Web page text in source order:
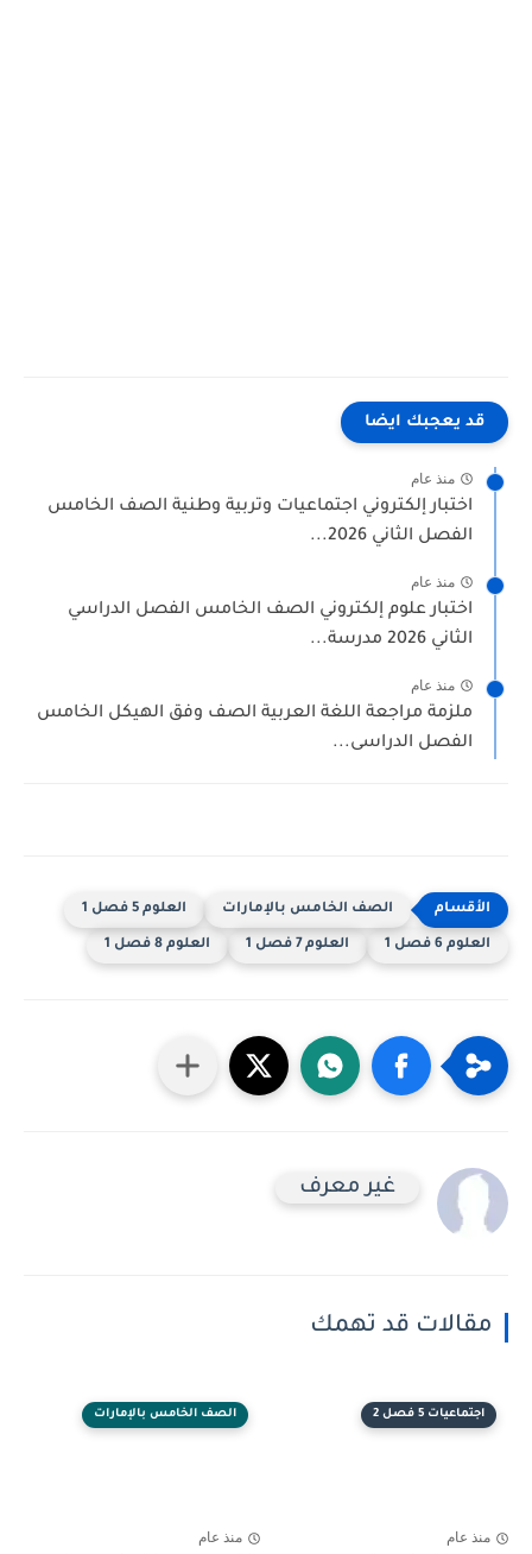
قد يعجبك ايضا
منذ عام
اختبار إلكتروني اجتماعيات وتربية وطنية الصف الخامس
الفصل الثاني 2026...
منذ عام
اختبار علوم إلكتروني الصف الخامس الفصل الدراسي
الثاني 2026 مدرسة...
منذ عام
ملزمة مراجعة اللغة العربية الصف وفق الهيكل الخامس
الفصل الدراسى...
الصف الخامس بالإمارات العلوم 5 فصل 1
العلوم 6 فصل 1 العلوم 7 فصل 1 العلوم 8 فصل 1
غير معرف
مقالات قد تهمك
اجتماعيات 5 فصل 2
منذ عام
الصف الخامس بالإمارات
منذ عام